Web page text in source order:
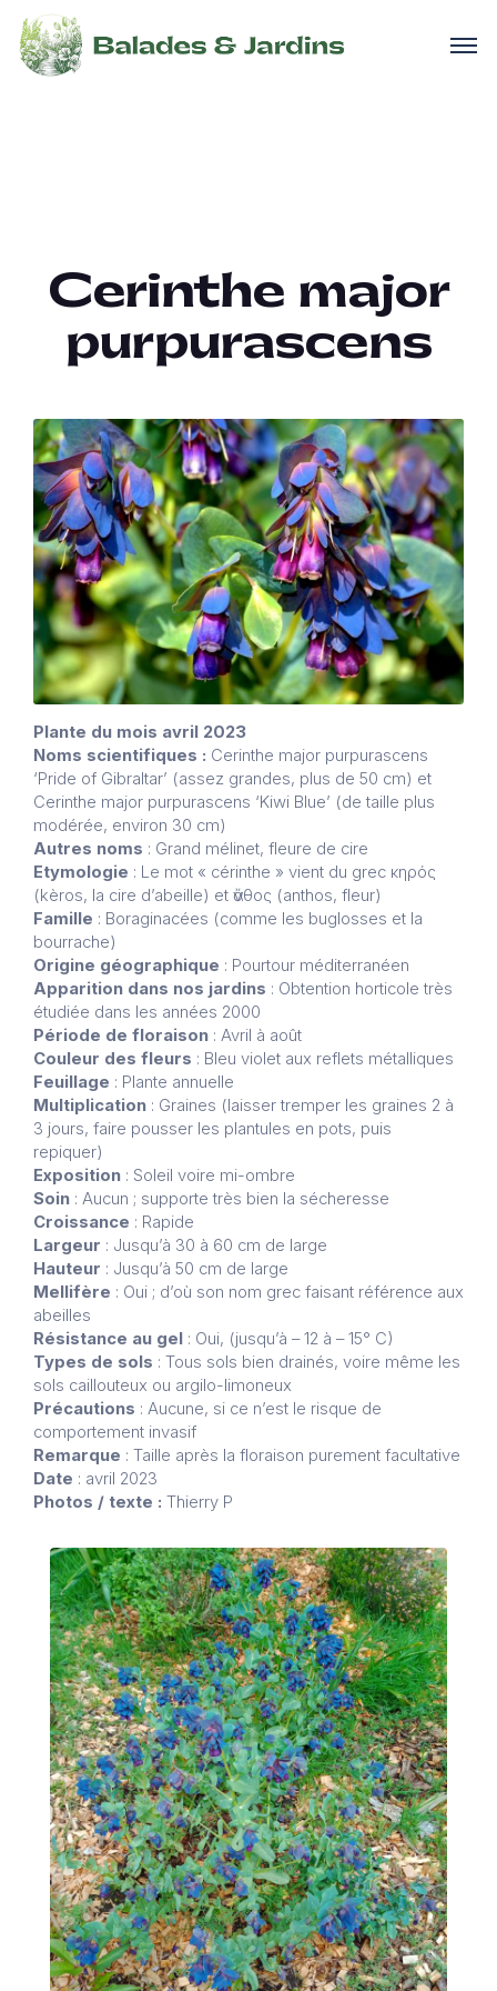
Cerinthe major
purpurascens
Plante du mois avril 2023
Noms scientifiques : Cerinthe major purpurascens
‘Pride of Gibraltar’ (assez grandes, plus de 50 cm) et
Cerinthe major purpurascens ‘Kiwi Blue’ (de taille plus
modérée, environ 30 cm)
Autres noms : Grand mélinet, fleure de cire
Etymologie : Le mot « cérinthe » vient du grec κηρός
(kèros, la cire d’abeille) et ἄνθος (anthos, fleur)
Famille : Boraginacées (comme les buglosses et la
bourrache)
Origine géographique : Pourtour méditerranéen
Apparition dans nos jardins : Obtention horticole très
étudiée dans les années 2000
Période de floraison : Avril à août
Couleur des fleurs : Bleu violet aux reflets métalliques
Feuillage : Plante annuelle
Multiplication : Graines (laisser tremper les graines 2 à
3 jours, faire pousser les plantules en pots, puis
repiquer)
Exposition : Soleil voire mi-ombre
Soin : Aucun ; supporte très bien la sécheresse
Croissance : Rapide
Largeur : Jusqu’à 30 à 60 cm de large
Hauteur : Jusqu’à 50 cm de large
Mellifère : Oui ; d’où son nom grec faisant référence aux
abeilles
Résistance au gel : Oui, (jusqu’à – 12 à – 15° C)
Types de sols : Tous sols bien drainés, voire même les
sols caillouteux ou argilo-limoneux
Précautions : Aucune, si ce n’est le risque de
comportement invasif
Remarque : Taille après la floraison purement facultative
Date : avril 2023
Photos / texte : Thierry P